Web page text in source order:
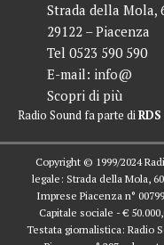
Strada della Mola,
29122 – Piacenza
Tel 0523 590 590
E-mail: info@
Scopri di più
Radio Sound fa parte di
Copyright © 1999/2024
legale: Strada della Mola,
Imprese Piacenza n°
Capitale sociale - €
Testata giornalistica: Radio